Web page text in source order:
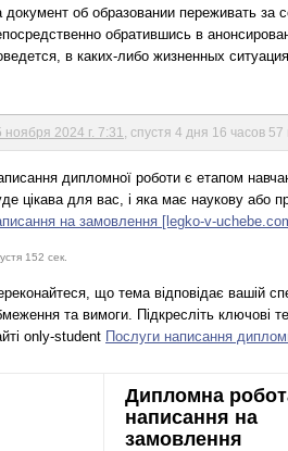
документ об образовании переживать
обратившись в
в каких-либо жизненных
ноября 2024 г. 7:31 , спустя 4 дня 16 часов
дипломної роботи є етапом
цікава для вас, і яка має наукову або
на замовлення [legko-v-
152 сек.
що тема відповідає вашій
та вимоги. Підкресліть ключові
only-student Послуги написання
Дипломна
написання на
замовлення